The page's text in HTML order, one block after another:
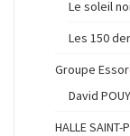
Le soleil
Les 150
Groupe Essor
David
HALLE SAINT-